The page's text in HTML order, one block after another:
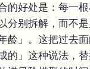
的好处是：每一
分别拆解，而不
龄」。这把过去
的」这种说法，